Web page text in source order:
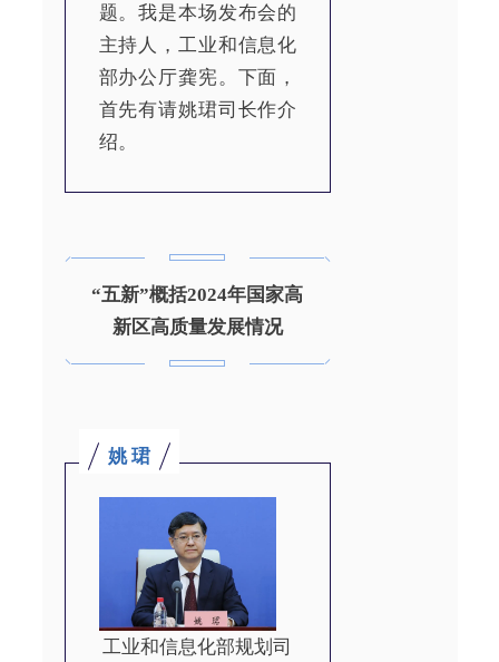
题。我是本场发布会的
主持人，工业和信息化
部办公厅龚宪。下面，
首先有请姚珺司长作介
绍。
“五新”概括2024年国家高
新区高质量发展情况
姚 珺
工业和信息化部规划司